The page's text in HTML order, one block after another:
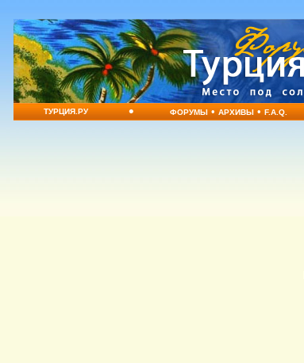
ТУРЦИЯ.РУ • ФОРУМЫ•АРХИВЫ•F.A.Q.